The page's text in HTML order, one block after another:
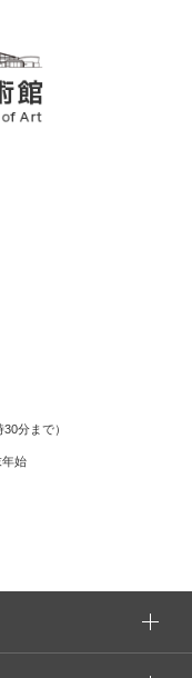
分まで）
年始